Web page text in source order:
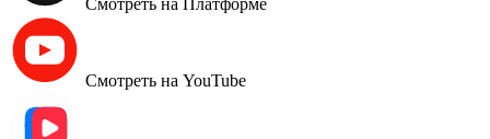
Смотреть на Платформе
Смотреть на YouTube